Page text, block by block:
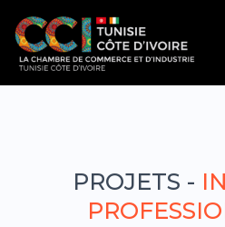
Vous avez un besoin ?
PROJETS -